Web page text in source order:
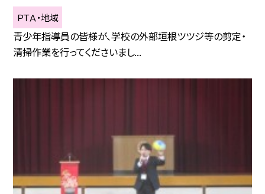
ＰＴＡ・地域
青少年指導員の皆様が、学校の外部垣根ツツジ等の剪定・
清掃作業を行ってくださいまし...